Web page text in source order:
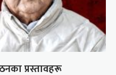
प्रस्तावहरू